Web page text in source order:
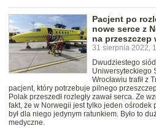
Pacjent po
nowe serce z
na przeszczep
31 sierpnia 2022,
Dwudziestego
Uniwersyteckiego
Wrocławiu trafił z
pacjent, który potrzebuje pilnego
Polak przeszedł rozległy zawał serca. Ze
fakt, że w Norwegii jest tylko jeden ośrodek
był dla niego jedynym ratunkiem. Było to
medyczne.